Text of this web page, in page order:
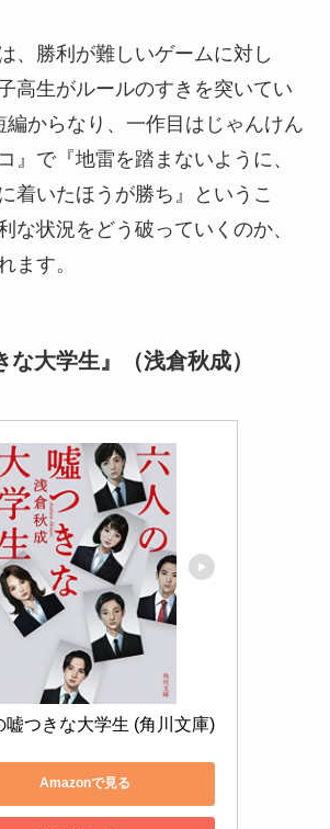
、勝利が難しいゲームに対し
高生がルールのすきを突いてい
編からなり、一作目はじゃんけん
』で『地雷を踏まないように、
着いたほうが勝ち』というこ
な状況をどう破っていくのか、
ます。
な大学生』（浅倉秋成）
嘘つきな大学生 (角川文庫)
Amazonで見る